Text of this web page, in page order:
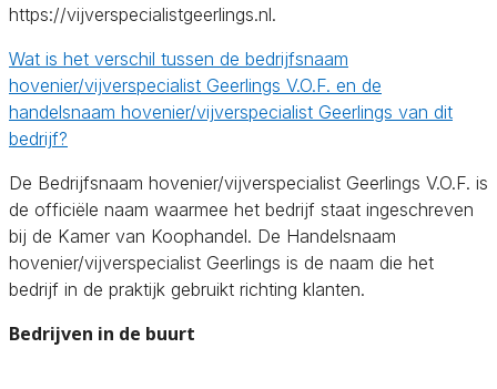
https://vijverspecialistgeerlings.nl.
Wat is het verschil tussen de bedrijfsnaam
hovenier/vijverspecialist Geerlings V.O.F. en de
handelsnaam hovenier/vijverspecialist Geerlings van dit
bedrijf?
De Bedrijfsnaam hovenier/vijverspecialist Geerlings V.O.F. is
de officiële naam waarmee het bedrijf staat ingeschreven
bij de Kamer van Koophandel. De Handelsnaam
hovenier/vijverspecialist Geerlings is de naam die het
bedrijf in de praktijk gebruikt richting klanten.
Bedrijven in de buurt